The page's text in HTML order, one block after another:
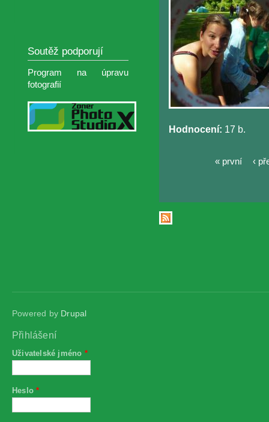
Soutěž podporují
Program na úpravu
fotografií
Hodnocení: 17 b.
« první ‹
Powered by Drupal
Přihlášení
Uživatelské jméno *
Heslo*